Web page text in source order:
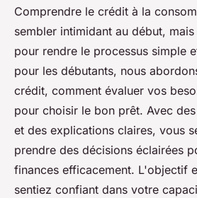
Crédit
ultime pour les
Lya•5 novembre 2024•7 min de
Comprendre le crédit à la
sembler intimidant au début,
pour rendre le processus simple
pour les débutants, nous
crédit, comment évaluer vos
pour choisir le bon prêt. Avec
et des explications claires, vous
prendre des décisions éclairées
finances efficacement. L'objectif
sentiez confiant dans votre